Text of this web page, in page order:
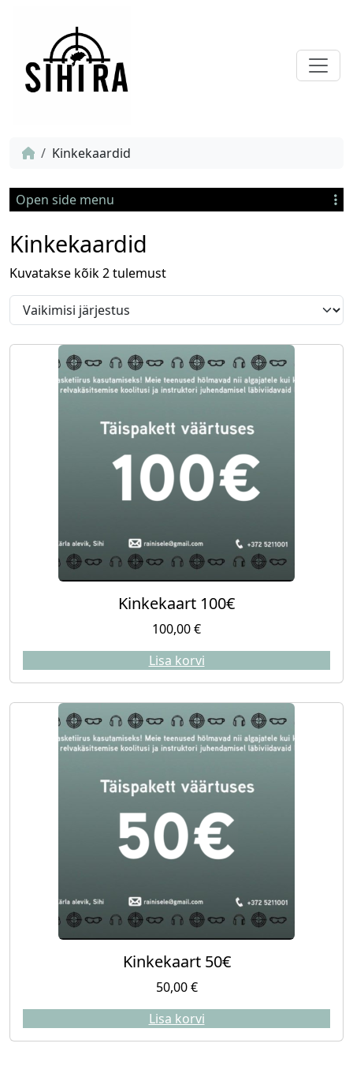
Kinkekaardid
Open side menu
Kinkekaardid
Kuvatakse kõik 2 tulemust
Kinkekaart 100€
100,00€
Lisa korvi
Kinkekaart 50€
50,00€
Lisa korvi